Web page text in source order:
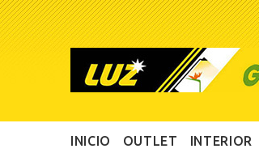
INICIO OUTLET INTERIOR